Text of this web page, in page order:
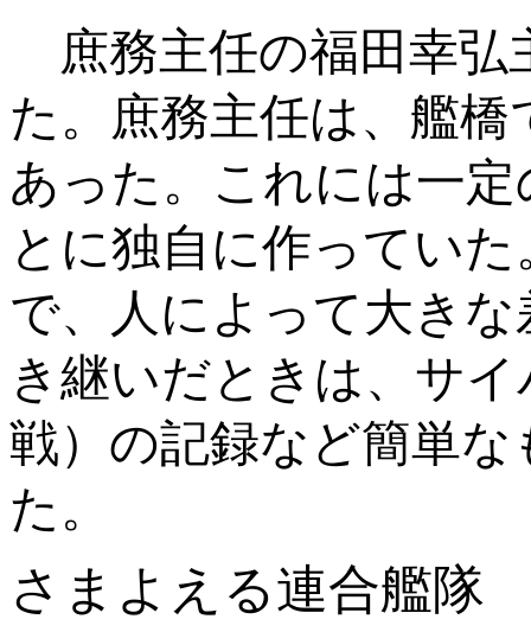
庶務主任の福田幸弘
た。庶務主任は、艦
あった。これには一
とに独自に作ってい
で、人によって大き
き継いだときは、サ
戦）の記録など簡単
た。
さまよえる連合艦隊